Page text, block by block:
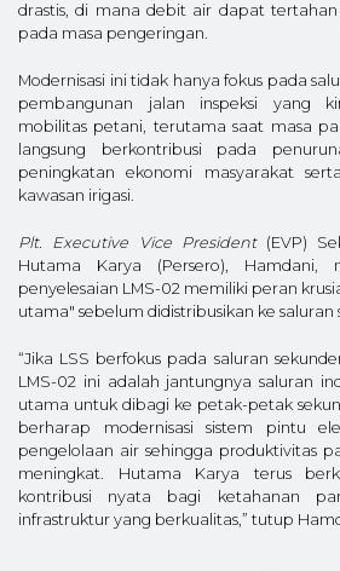
drastis, di mana debit air dapat
pada masa pengeringan.
Modernisasi ini tidak hanya fokus pada
pembangunan jalan inspeksi yang
mobilitas petani, terutama saat masa
langsung berkontribusi pada
peningkatan ekonomi masyarakat
kawasan irigasi.
Plt. Executive Vice President(EVP)
Hutama Karya (Persero), Hamdani,
penyelesaian LMS-02 memiliki peran
utama" sebelum didistribusikan ke saluran
“Jika LSS berfokus pada saluran
LMS-02 ini adalah jantungnya saluran
utama untuk dibagi ke petak-petak
berharap modernisasi sistem pintu
pengelolaan air sehingga produktivitas
meningkat. Hutama Karya terus
kontribusi nyata bagi ketahanan
infrastruktur yang berkualitas,” tutup